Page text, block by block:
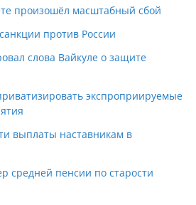
произошёл масштабный сбой
против России
слова Вайкуле о защите
экспроприируемые
выплаты наставникам в
средней пенсии по старости